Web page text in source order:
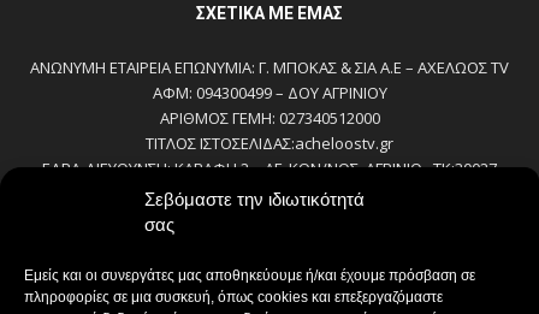
Σεβόμαστε την ιδιωτικότητά
σας
Εμείς και οι συνεργάτες μας αποθηκεύουμε ή/και έχουμε πρόσβαση σε
πληροφορίες σε μια συσκευή, όπως cookies και επεξεργαζόμαστε
ΣΧΕΤΙΚΆ ΜΕ ΕΜΆΣ
ΑΝΩΝΥΜΗ ΕΤΑΙΡΕΙΑ ΕΠΩΝΥΜΙΑ: Γ. ΜΠΟΚΑΣ & ΣΙΑ Α.Ε – ΑΧΕΛΩΟΣ TV
ΑΦΜ: 094300499 – ΔΟΥ ΑΓΡΙΝΙΟΥ
ΑΡΙΘΜΟΣ ΓΕΜΗ: 027340512000
ΤΙΤΛΟΣ ΙΣΤΟΣΕΛΙΔΑΣ:acheloostv.gr
ΕΔΡΑ-ΔΙΕΥΘΥΝΣΗ: ΚΑΒΑΦΗ 2 – ΑΓ. ΚΩΝ/ΝΟΣ, ΑΓΡΙΝΙΟ , ΤΚ:30027
ΤΗΛΕΦΩΝΟ: 2641022803 – 58800
E-MAIL: bokas@otenet.gr, info@axeloostv.gr
ΝΟΜΙΜΟΣ ΕΚΠΡΟΣΩΠΟΣ: ΜΠΟΚΑΣ ΚΩΝ/ΝΟΣ
ΔΙΕΥΘΥΝΤΗΣ: ΜΠΟΚΑΣ ΚΩΝ/ΝΟΣ